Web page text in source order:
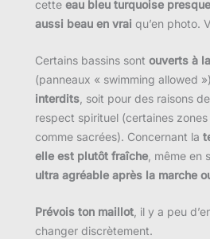
cette eau bleu turquoise
aussi beau en vrai qu’en photo.
Certains bassins sont ouverts à
(panneaux « swimming allowed
interdits , soit pour des raisons
respect spirituel (certaines
comme sacrées). Concernant la
elle est plutôt fraîche , même
ultra agréable après la marche
Prévois ton maillot, il y a peu
changer discrètement.